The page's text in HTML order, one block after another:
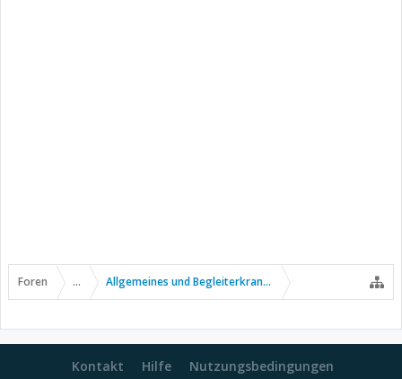
Foren ... Allgemeines und Begleiterkrankungen
Kontakt Hilfe Nutzungsbedingungen